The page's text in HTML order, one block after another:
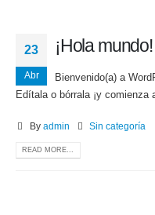
23
Abr
¡Hola mundo!
Bienvenido(a) a
Edítala o bórrala ¡y comienza
By admin Sin categoría
READ MORE...